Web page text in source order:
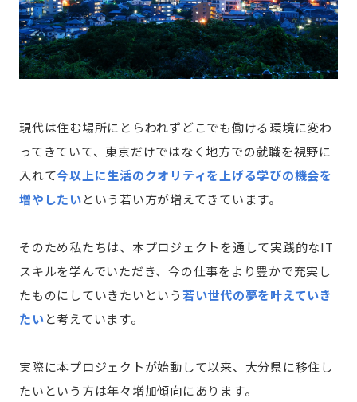
現代は住む場所にとらわれずどこでも働ける環境に変わ
ってきていて、東京だけではなく地方での就職を視野に
入れて今以上に生活のクオリティを上げる学びの機会を
増やしたいという若い方が増えてきています。
そのため私たちは、本プロジェクトを通して実践的なIT
スキルを学んでいただき、今の仕事をより豊かで充実し
たものにしていきたいという若い世代の夢を叶えていき
たいと考えています。
実際に本プロジェクトが始動して以来、大分県に移住し
たいという方は年々増加傾向にあります。